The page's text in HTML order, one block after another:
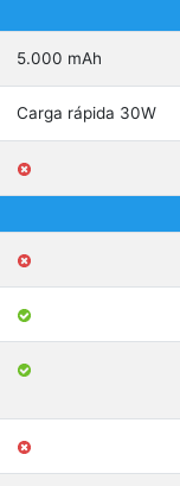
5.000 mAh
Carga rápida 30W